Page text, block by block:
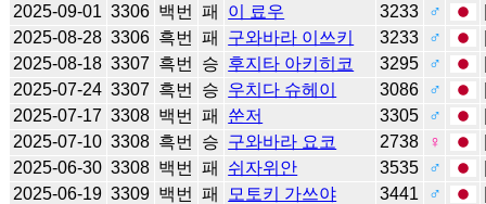
2025-09-01 3306 백번 패 이 료우 3233 ♂
2025-08-28 3306 흑번 패 구와바라 이쓰키 3233 ♂
2025-08-18 3307 흑번 승 후지타 아키히코 3295 ♂
2025-07-24 3307 흑번 승 우치다 슈헤이 3086 ♂
2025-07-17 3308 백번 패 쑨저 3305 ♂
2025-07-10 3308 흑번 승 구와바라 요코 2738 ♀
2025-06-30 3308 백번 패 쉬자위안 3535 ♂
2025-06-19 3309 백번 패 모토키 가쓰야 3441 ♂